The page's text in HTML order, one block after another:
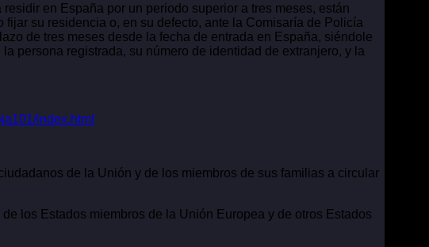
en España por un periodo superior a tres meses, están
su residencia o, en su defecto, ante la Comisaría de Policía
de tres meses desde la fecha de entrada en España, siéndole
persona registrada, su número de identidad de extranjero, y la
index.html
de la Unión y de los miembros de sus familias a circular
los Estados miembros de la Unión Europea y de otros Estados